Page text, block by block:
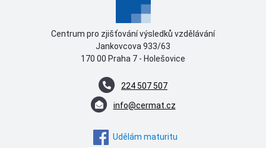
Centrum pro zjišťování výsledků vzdělávání
Jankovcova 933/63
170 00 Praha 7 - Holešovice
224 507 507
info@cermat.cz
Udělám maturitu